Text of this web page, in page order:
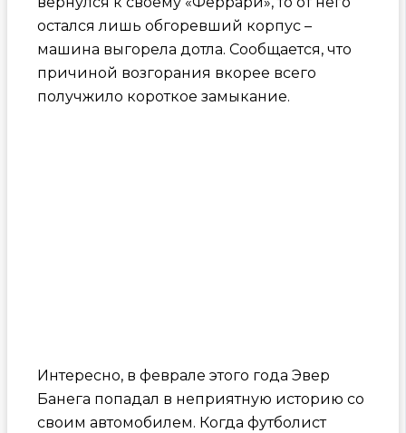
остался лишь обгоревший корпус –
машина выгорела дотла. Сообщается, что
причиной возгорания вкорее всего
получжило короткое замыкание.
Интересно, в феврале этого года Эвер
Банега попадал в неприятную историю со
своим автомобилем. Когда футболист